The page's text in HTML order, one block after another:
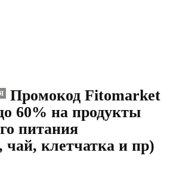
Промокод Fitomarket
60% на продукты
питания
чай, клетчатка и пр)